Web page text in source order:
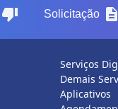
thumb_down Solicitação description
Serviços
Demais
Aplicativos